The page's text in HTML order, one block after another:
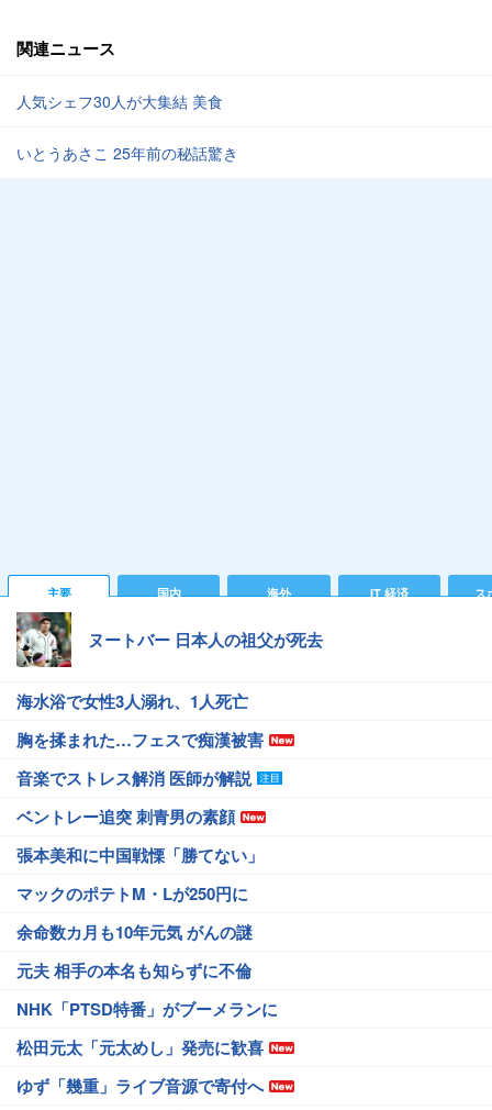
関連ニュース
人気シェフ30人が大集結 美食
いとうあさこ 25年前の秘話驚き
主要 国内 海外 IT 経済 ス
ヌートバー 日本人の祖父が死去
海水浴で女性3人溺れ、1人死亡
胸を揉まれた…フェスで痴漢被害
音楽でストレス解消 医師が解説
ベントレー追突 刺青男の素顔
張本美和に中国戦慄「勝てない」
マックのポテトM・Lが250円に
余命数カ月も10年元気 がんの謎
元夫 相手の本名も知らずに不倫
NHK「PTSD特番」がブーメランに
松田元太「元太めし」発売に歓喜
ゆず「幾重」ライブ音源で寄付へ